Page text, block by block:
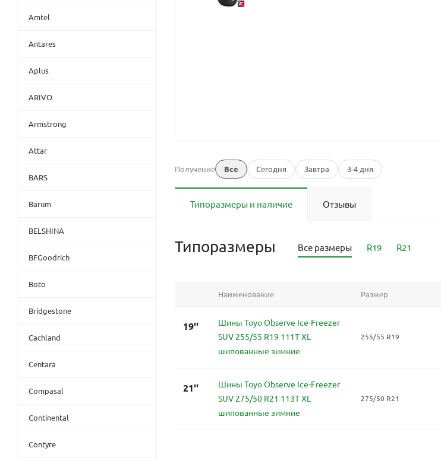
Получение Все Сегодня Завтра 3-4 дня
Типоразмеры и наличие Отзывы
Типоразмеры Все размеры R19 R21
Наименование Размер
19''
Шины Toyo Observe Ice-Freezer
SUV 255/55 R19 111T XL
шипованные зимние
255/55 R19
21''
Шины Toyo Observe Ice-Freezer
SUV 275/50 R21 113T XL
шипованные зимние
275/50 R21
Amtel
Antares
Aplus
ARIVO
Armstrong
Attar
BARS
Barum
BELSHINA
BFGoodrich
Boto
Bridgestone
Cachland
Centara
Compasal
Continental
Contyre